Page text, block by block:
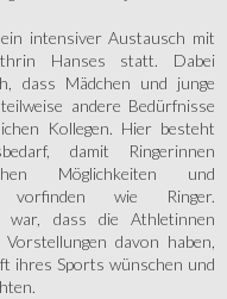
intensiver Austausch mit
Hanses statt. Dabei
dass Mädchen und junge
andere Bedürfnisse
Kollegen. Hier besteht
damit Ringerinnen
Möglichkeiten und
vorfinden wie Ringer.
war, dass die Athletinnen
davon haben,
ihres Sports wünschen und